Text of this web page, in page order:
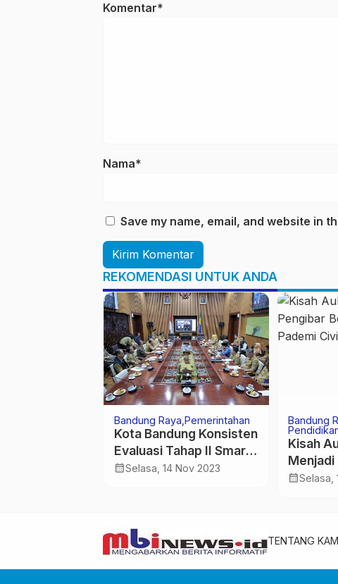
Komentar*
Nama*
Save my name, email, and website in
REKOMENDASI UNTUK ANDA
Bandung Raya Pemerintahan
Kota Bandung Konsisten
Evaluasi Tahap II Smart
City 2023
calendar_monthSelasa, 14 Nov 2023
Bandung
Kisah
Menjadi
calendar_monthSelasa,
TENTANG